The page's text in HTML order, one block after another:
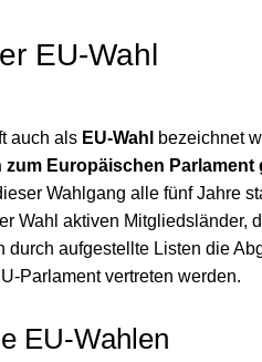
EU-Wahl
auch als EU-Wahl
bezeichnet
Europäischen Parlament
Wahlgang alle fünf Jahre
Wahl aktiven Mitgliedsländer,
durch aufgestellte Listen die
Parlament vertreten werden.
EU-Wahlen